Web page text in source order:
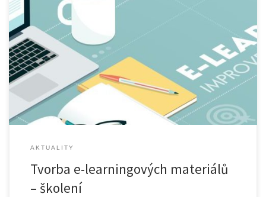
Centrum pro podporu e-learningu Vás zve na další sérii školení, která
je zaměřená na specifické oblasti e-learningu a volně navazuje na
školení z předchozí série. Všechna školení se budou konat
v počítačové učebně formou workshopu. Jelikož je možné se
zúčastnit jen vybraných školení za série, je nutné se přihlásit na
každou akci […]
AKTUALITY
Tvorba e-learningových materiálů
– školení